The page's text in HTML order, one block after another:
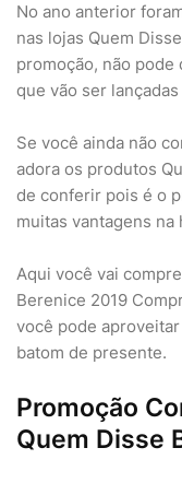
No ano anterior
nas lojas Quem
promoção, não
que vão ser
Se você ainda não
adora os produtos
de conferir pois é o
muitas vantagens
Aqui você vai
Berenice 2019
você pode
batom de presente.
Promoção
Quem Disse